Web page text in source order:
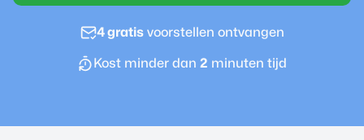
4 gratisvoorstellen ontvangen
Kost minder dan 2 minuten tijd